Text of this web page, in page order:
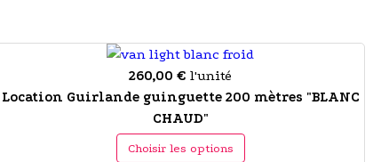
260,00 € l'unité
Location Guirlande guinguette 200 mètres "BLANC
CHAUD"
Choisir les options